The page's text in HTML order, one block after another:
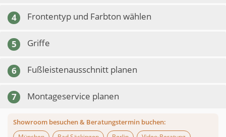
4 Frontentyp und Farbton wählen
5 Griffe
6 Fußleistenausschnitt planen
7 Montageservice planen
Showroom besuchen & Beratungstermin buchen: